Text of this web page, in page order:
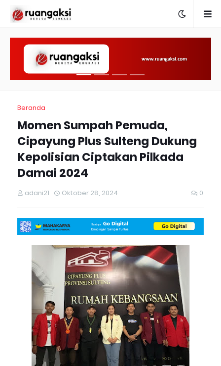
Beranda
Momen Sumpah Pemuda,
Cipayung Plus Sulteng Dukung
Kepolisian Ciptakan Pilkada
Damai 2024
adani21 Oktober 28, 2024 0